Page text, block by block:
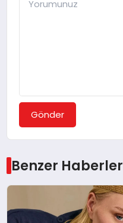
Gönder
Benzer Haberler